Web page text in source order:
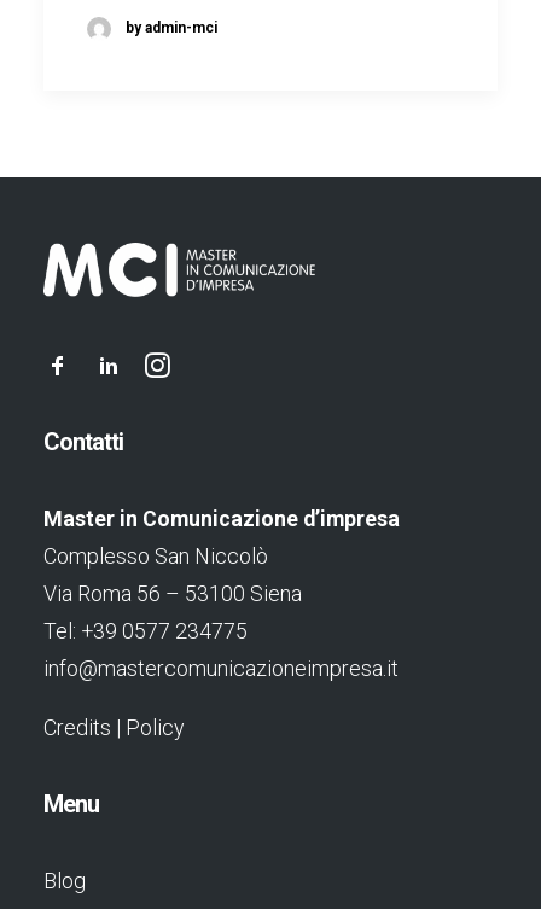
by admin-mci
Contatti
Master in Comunicazione d’impresa
Complesso San Niccolò
Via Roma 56 – 53100 Siena
Tel: +39 0577 234775
info@mastercomunicazioneimpresa.it
Credits | Policy
Menu
Blog